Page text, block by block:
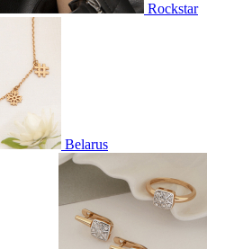
Rockstar
Belarus